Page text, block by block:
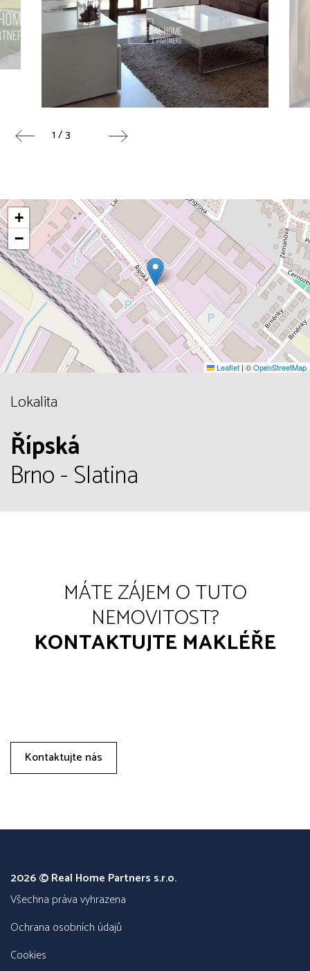
1 / 3
+
−
Leaflet | ©OpenStreetMap
Lokalita
Řípská
Brno - Slatina
MÁTE ZÁJEM O TUTO
NEMOVITOST?
KONTAKTUJTE MAKLÉŘE
Kontaktujte nás
2026 © Real Home Partners s.r.o.
všechna práva vyhrazena
Ochrana osobních údajů
Cookies